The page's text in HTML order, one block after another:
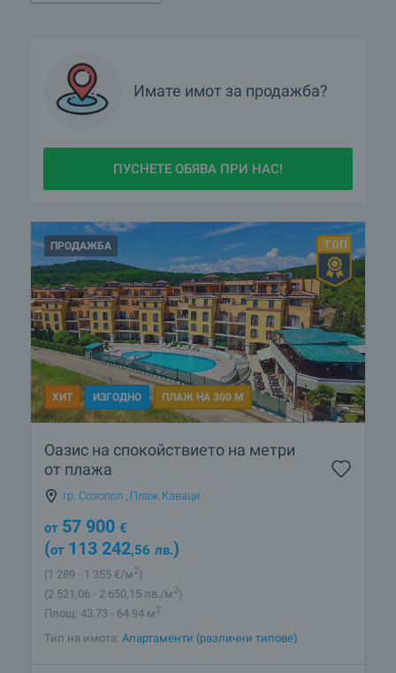
Имате имот за продажба?
ПУСНЕТЕ ОБЯВА ПРИ НАС!
ПРОДАЖБА
ХИТ ИЗГОДНО ПЛАЖ НА 300 М
Оазис на спокойствието на метри
от плажа
гр. Созопол Плаж Каваци
от 57 900 €
(от 113 242,56 лв.)
(1 289 - 1 355 €/м2)
(2 521 ,06 - 2 650,15 лв./м2)
Площ: 43.73 - 64.94 м2
Тип на имота: Апартаменти (различни типове)